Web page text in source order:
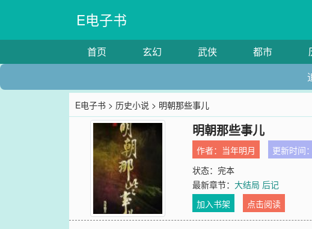
E电子书
首页 玄幻 武侠 都市
E电子书 > 历史小说 > 明朝那些事儿
明朝那些事儿
作者： 当年明月 更新时间
状态：完本
最新章节：大结局 后记
加入书架
点击阅读